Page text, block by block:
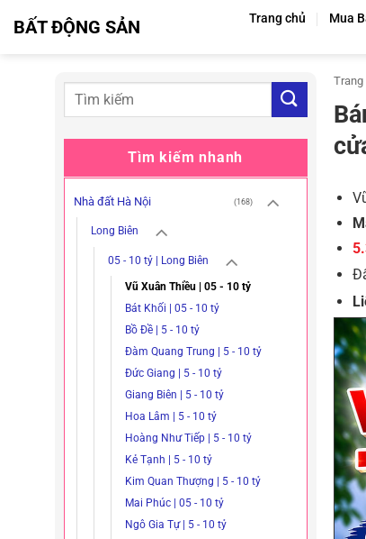
quaBẤT ĐỘNG SẢN Trang chủ Mua
Tìm kiếm nhanh
Nhà đất Hà Nội (168)
Long Biên
05 - 10 tỷ | Long Biên
Vũ Xuân Thiều | 05 - 10 tỷ
Bát Khối | 05 - 10 tỷ
Bồ Đề | 5 - 10 tỷ
Đàm Quang Trung | 5 - 10 tỷ
Đức Giang | 5 - 10 tỷ
Giang Biên | 5 - 10 tỷ
Hoa Lâm | 5 - 10 tỷ
Hoàng Như Tiếp | 5 - 10 tỷ
Kẻ Tạnh | 5 - 10 tỷ
Kim Quan Thượng | 5 - 10 tỷ
Mai Phúc | 05 - 10 tỷ
Ngô Gia Tự | 5 - 10 tỷ
Trang